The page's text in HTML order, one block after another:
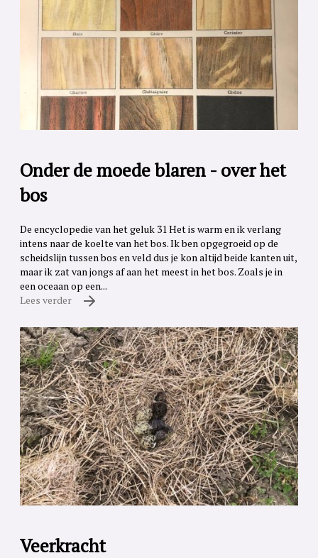
Onder de moede blaren - over het
bos
De encyclopedie van het geluk 31 Het is warm en ik verlang
intens naar de koelte van het bos. Ik ben opgegroeid op de
scheidslijn tussen bos en veld dus je kon altijd beide kanten uit,
maar ik zat van jongs af aan het meest in het bos. Zoals je in
een oceaan op een...
Lees verder
Veerkracht